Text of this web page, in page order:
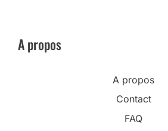
A propos
A propos
Contact
FAQ